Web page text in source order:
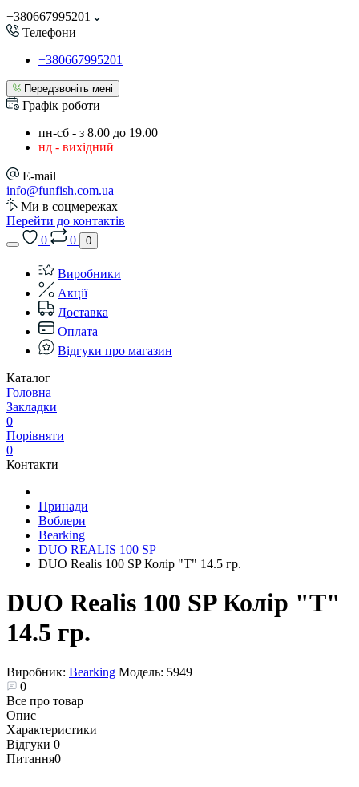
+380667995201
Телефони
+380667995201
Передзвоніть мені
Графік роботи
пн-сб - з 8.00 до 19.00
нд - вихідний
E-mail
info@funfish.com.ua
Ми в соцмережах
Перейти до контактів
0
0 0
Виробники
Акції
Доставка
Оплата
Відгуки про магазин
Каталог
Головна
Закладки
0
Порівняти
0
Контакти
Принади
Воблери
Bearking
DUO REALIS 100 SP
DUO Realis 100 SP Колір "T" 14.5 гр.
DUO Realis 100 SP Колір "T"
14.5 гр.
Виробник: Bearking Модель: 5949
0
Все про товар
Опис
Характеристики
Відгуки 0
Питання0